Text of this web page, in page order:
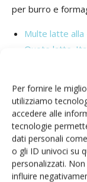
Per fornire le
utilizziamo
accedere alle
tecnologie
dati personali
o gli ID univoci su
personalizzati.
influire
per burro e
Multe latte alla
Quote latte.
TAG Bovini da
Facebook